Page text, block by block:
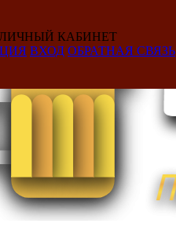
КАБИНЕТ
ВХОД ОБРАТНАЯ СВЯЗЬ